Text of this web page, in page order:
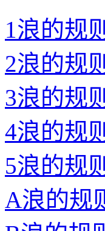
1浪的规
2浪的规
3浪的规
4浪的规
5浪的规
A浪的规